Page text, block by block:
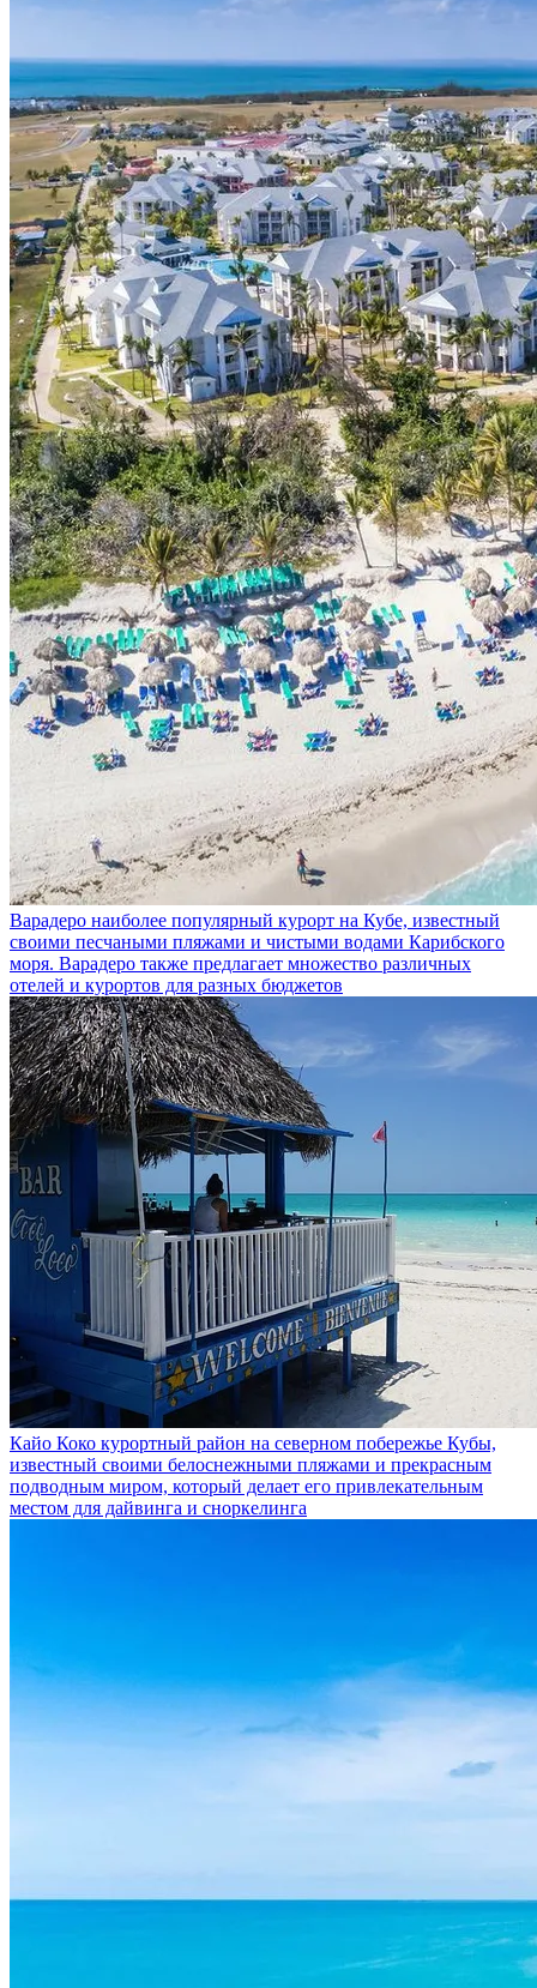
Варадеро наиболее популярный курорт на Кубе, известный
своими песчаными пляжами и чистыми водами Карибского
моря. Варадеро также предлагает множество различных
отелей и курортов для разных бюджетов
Кайо Коко курортный район на северном побережье Кубы,
известный своими белоснежными пляжами и прекрасным
подводным миром, который делает его привлекательным
местом для дайвинга и сноркелинга